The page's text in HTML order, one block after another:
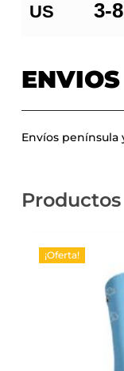
US 3-
ENVIOS
Envíos península
¡Oferta!